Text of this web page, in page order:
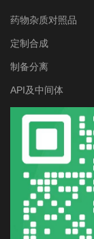
药物杂质对照品
定制合成
制备分离
API及中间体